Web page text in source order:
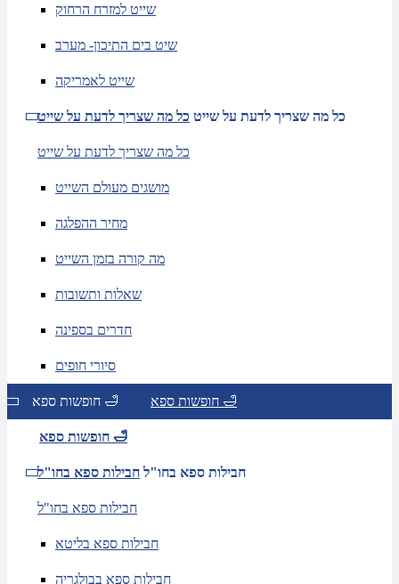
שייט למזרח הרחוק
שיט בים התיכון- מערב
שייט לאמריקה
כל מה שצריך לדעת על שייט כל מה שצריך לדעת על שייט
כל מה שצריך לדעת על שייט
מושגים מעולם השייט
מחיר ההפלגה
מה קורה בזמן השייט
שאלות ותשובות
חדרים בספינה
סיורי חופים
חופשות ספא 🛁 חופשות ספא 🛁
חופשות ספא 🛁
חבילות ספא בחו"ל חבילות ספא בחו"ל
חבילות ספא בחו"ל
חבילות ספא בליטא
חבילות ספא בבולגריה